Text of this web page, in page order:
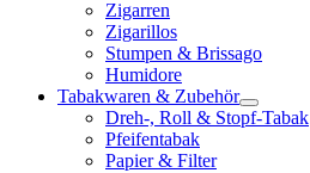
Zigarren
Zigarillos
Stumpen & Brissago
Humidore
Tabakwaren & Zubehör
Dreh-, Roll & Stopf-Tabak
Pfeifentabak
Papier & Filter